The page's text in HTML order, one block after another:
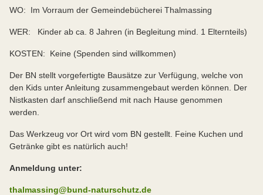
WO: Im Vorraum der Gemeindebücherei Thalmassing
WER: Kinder ab ca. 8 Jahren (in Begleitung mind. 1 Elternteils)
KOSTEN: Keine (Spenden sind willkommen)
Der BN stellt vorgefertigte Bausätze zur Verfügung, welche von
den Kids unter Anleitung zusammengebaut werden können. Der
Nistkasten darf anschließend mit nach Hause genommen
werden.
Das Werkzeug vor Ort wird vom BN gestellt. Feine Kuchen und
Getränke gibt es natürlich auch!
Anmeldung unter:
thalmassing@bund-naturschutz.de